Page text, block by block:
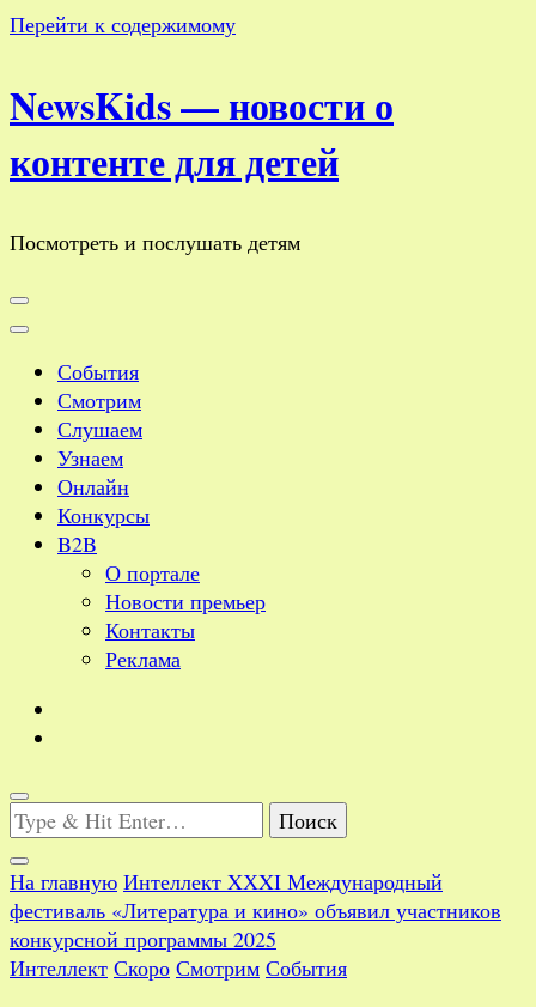
Перейти к содержимому
NewsKids — новости о
контенте для детей
Посмотреть и послушать детям
События
Смотрим
Слушаем
Узнаем
Онлайн
Конкурсы
B2B
О портале
Новости премьер
Контакты
Реклама
Ищите
что-
то?
На главную Интеллект XХXI Международный
фестиваль «Литература и кино» объявил участников
конкурсной программы 2025
Интеллект Скоро Смотрим События